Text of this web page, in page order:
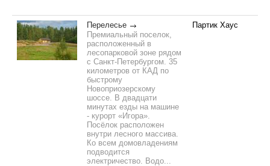
Перелесье
Премиальный поселок,
расположенный в
лесопарковой зоне рядом
с Санкт-Петербургом. 35
километров от КАД по
быстрому
Новоприозерскому
шоссе. В двадцати
минутах езды на машине
- курорт «Игора».
Посёлок расположен
внутри лесного массива.
Ко всем домовладениям
подводится
электричество. Водо...
Партик Хаус